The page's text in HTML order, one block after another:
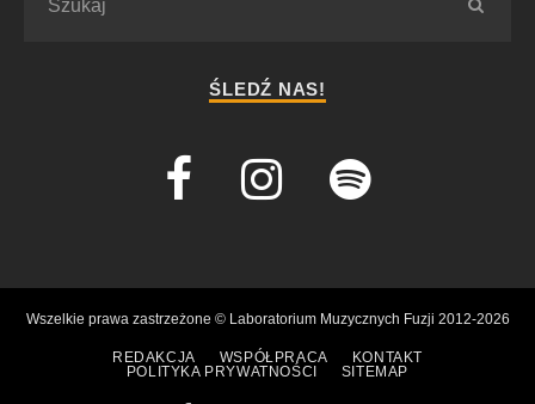
ŚLEDŹ NAS!
Wszelkie prawa zastrzeżone © Laboratorium Muzycznych Fuzji 2012-2026
REDAKCJA WSPÓŁPRACA
KONTAKT
POLITYKA PRYWATNOŚCI
SITEMAP